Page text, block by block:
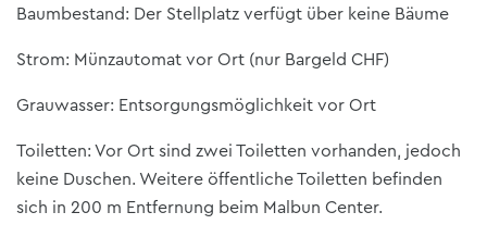
Baumbestand: Der Stellplatz verfügt über keine Bäume
Strom: Münzautomat vor Ort (nur Bargeld CHF)
Grauwasser: Entsorgungsmöglichkeit vor Ort
Toiletten: Vor Ort sind zwei Toiletten vorhanden, jedoch
keine Duschen. Weitere öffentliche Toiletten befinden
sich in 200 m Entfernung beim Malbun Center.